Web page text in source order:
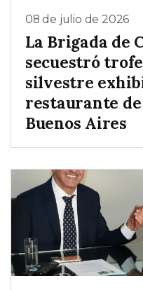
08 de julio de 2026
La Brigada de
secuestró
silvestre
restaurante
Buenos Aires